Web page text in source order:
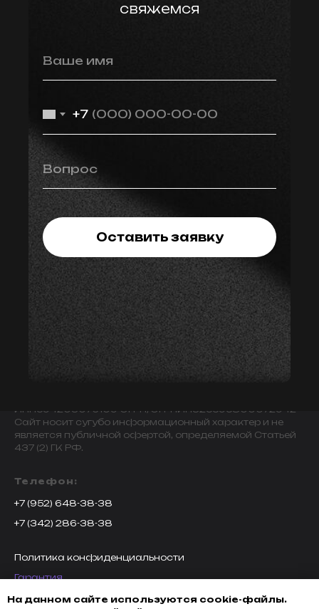
свяжемся
Ваше имя
+7
Вопрос
Оставить заявку
ИНН594203076109 ОГРН/ОГРНИП325595800072942
Сайт носит сугубо информационный характер и не
является публичной офертой, определяемой Статьей
437 (2) ГК РФ.
Телефон:
+7 (952) 648-38-38
+7 (342) 286-38-38
Политика конфиденциальности
Гарантия
Возврат товара
На данном сайте используются cookie-файлы.